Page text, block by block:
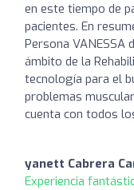
en este tiempo de
pacientes. En
Persona VANESSA
ámbito de la
tecnología para el
problemas
cuenta con todos
yanett Cabrera
Experiencia